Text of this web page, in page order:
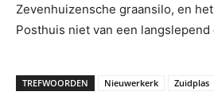
Zevenhuizensche graansilo, en
Posthuis niet van een
TREFWOORDEN Nieuwerkerk Zuidplas